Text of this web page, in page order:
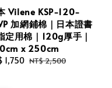
Vilene KSP-120-
加網鋪棉｜日本證書
定用棉｜120g厚手｜
x 250cm
1,750 Regular
NT$ 2,500